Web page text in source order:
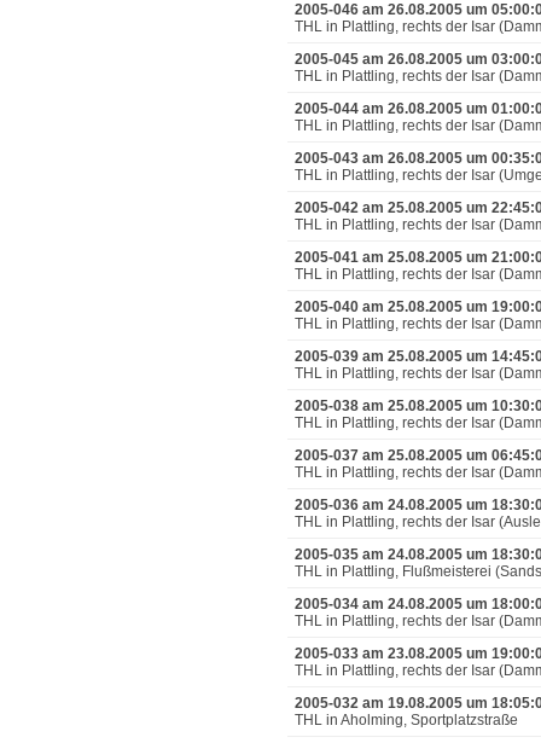
2005-046 am 26.08.2005 um
THL in Plattling, rechts der Isar
2005-045 am 26.08.2005 um
THL in Plattling, rechts der Isar
2005-044 am 26.08.2005 um
THL in Plattling, rechts der Isar
2005-043 am 26.08.2005 um
THL in Plattling, rechts der Isar
2005-042 am 25.08.2005 um
THL in Plattling, rechts der Isar
2005-041 am 25.08.2005 um
THL in Plattling, rechts der Isar
2005-040 am 25.08.2005 um
THL in Plattling, rechts der Isar
2005-039 am 25.08.2005 um
THL in Plattling, rechts der Isar
2005-038 am 25.08.2005 um
THL in Plattling, rechts der Isar
2005-037 am 25.08.2005 um
THL in Plattling, rechts der Isar
2005-036 am 24.08.2005 um
THL in Plattling, rechts der Isar
2005-035 am 24.08.2005 um
THL in Plattling, Flußmeisterei
2005-034 am 24.08.2005 um
THL in Plattling, rechts der Isar
2005-033 am 23.08.2005 um
THL in Plattling, rechts der Isar
2005-032 am 19.08.2005 um
THL in Aholming, Sportplatzstraße